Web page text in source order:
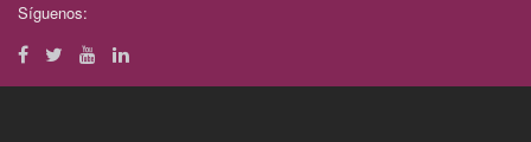
Síguenos: